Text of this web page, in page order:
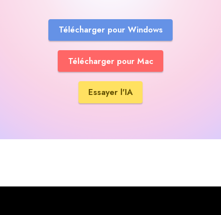
Télécharger pour Windows
Télécharger pour Mac
Essayer l'IA